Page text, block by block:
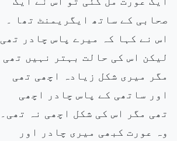
صحابی کے ساتھ ایگریمنٹ تھا ۔
اس نے کہا کہ میرے پاس چادر تھی
لیکن اس کی حالت بہتر نہیں تھی
مگر میری شکل زیادہ اچھی تھی
اور ساتھی کے پاس چادر اچھی
تھی مگر اس کی شکل اچھی نہ تھی۔
وہ عورت کبھی میری چادر اور